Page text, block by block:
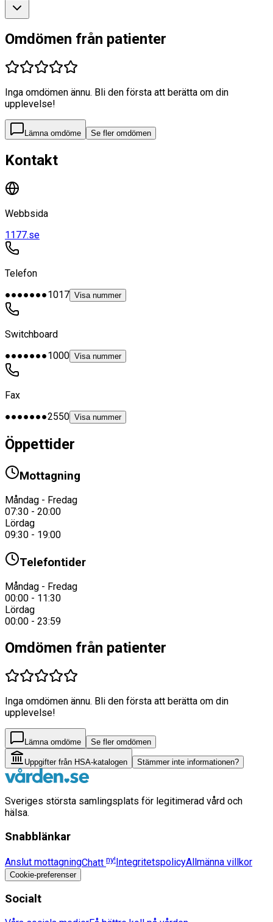
Omdömen från patienter
Inga omdömen ännu. Bli den första att berätta om din
upplevelse!
Lämna omdöme Se fler omdömen
Kontakt
Webbsida
1177.se
Telefon
●●●●●●●1017 Visa nummer
Switchboard
●●●●●●●1000 Visa nummer
Fax
●●●●●●●2550 Visa nummer
Öppettider
Mottagning
Måndag - Fredag
07:30 - 20:00
Lördag
09:30 - 19:00
Telefontider
Måndag - Fredag
00:00 - 11:30
Lördag
00:00 - 23:59
Omdömen från patienter
Inga omdömen ännu. Bli den första att berätta om din
upplevelse!
Lämna omdöme Se fler omdömen
Uppgifter från HSA-katalogen Stämmer inte informationen?
Sveriges största samlingsplats för legitimerad vård och
hälsa.
Snabblänkar
Anslut mottagningChatt ny! IntegritetspolicyAllmänna villkor
Cookie-preferenser
Socialt